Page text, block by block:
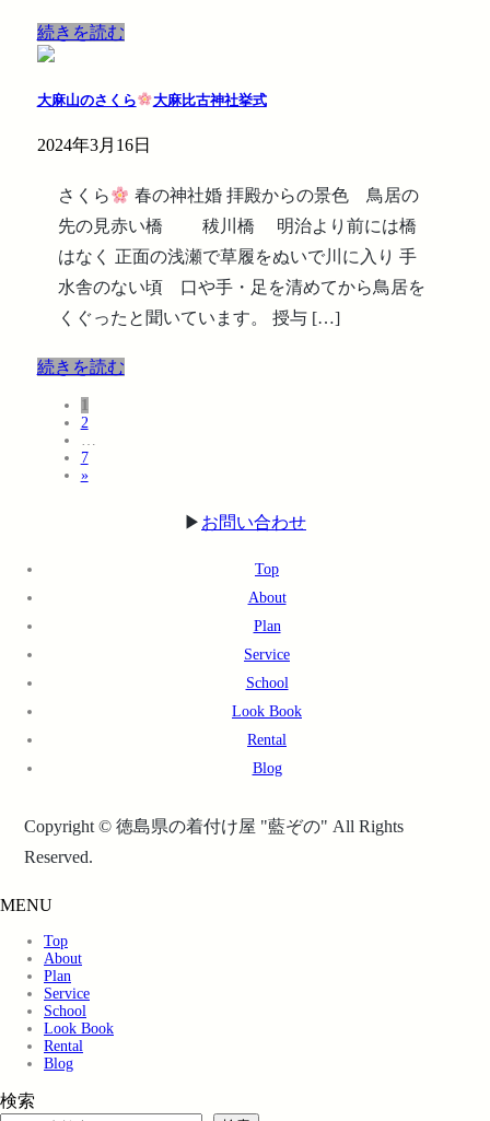
続きを読む
大麻山のさくら 大麻比古神社挙式
2024年3月16日
さくら
春の神社婚 拝殿からの景色 鳥居の
先の見赤い橋 秡川橋 明治より前には橋
はなく 正面の浅瀬で草履をぬいで川に入り 手
水舎のない頃 口や手・足を清めてから鳥居を
くぐったと聞いています。 授与 […]
続きを読む
固
定
ペ
ー
ジ
1
固
定
ペ
ー
2
…
固
定
7
»
▶︎ お問い合わせ
Top
About
Plan
Service
School
Look Book
Rental
Blog
Copyright © 徳島県の着付け屋 "藍ぞの" All Rights
Reserved.
MENU
Top
About
Plan
Service
School
Look Book
Rental
Blog
検索